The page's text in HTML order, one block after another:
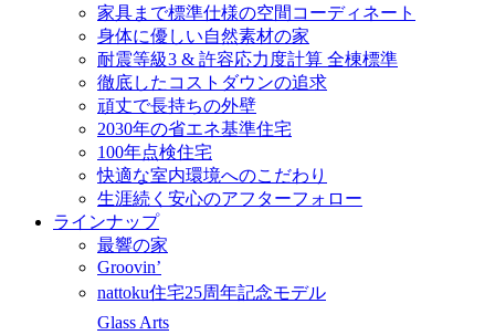
家具まで標準仕様の空間コーディネート
身体に優しい自然素材の家
耐震等級3 & 許容応力度計算 全棟標準
徹底したコストダウンの追求
頑丈で長持ちの外壁
2030年の省エネ基準住宅
100年点検住宅
快適な室内環境へのこだわり
生涯続く安心のアフターフォロー
ラインナップ
最響の家
Groovin’
nattoku住宅25周年記念モデル
Glass Arts